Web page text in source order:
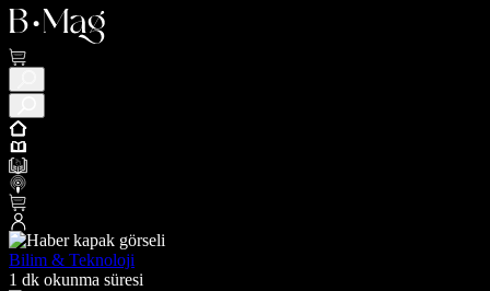
Bilim & Teknoloji
1 dk okunma süresi